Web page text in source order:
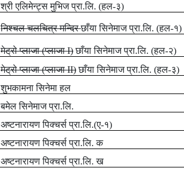
श्री एलिमेन्ट्स मुभिज प्रा.लि. (हल-३)
निश्चल चलचित्र मन्दिर छाँया सिनेमाज प्रा.लि. (हल-१)
मेट्रो प्लाजा (प्लाजाI) छाँया सिनेमाज प्रा.लि. (हल-२)
मेट्रो प्लाजा (प्लाजाII) छाँया सिनेमाज प्रा.लि. (हल-३)
शुभकामना सिनेमा हल
बमेल सिनेमाज प्रा.लि.
अष्टनारायण पिक्चर्स प्रा.लि.(ए-१)
अष्टनारायण पिक्चर्स प्रा.लि. क
अष्टनारायण पिक्चर्स प्रा.लि. ख